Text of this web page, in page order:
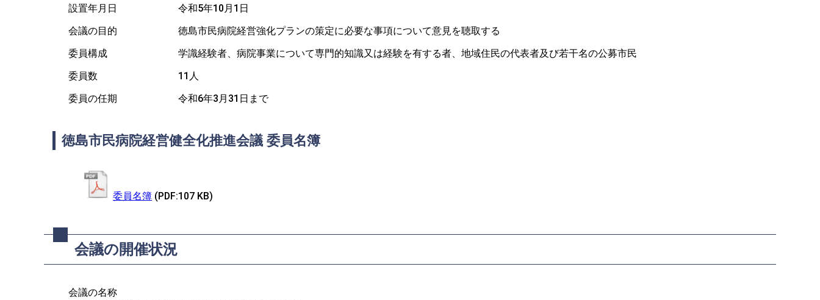
設置年月日
令和5年10月1日
会議の目的
徳島市民病院経営強化プランの策定に必要な事項について意見を聴取する
委員構成
学識経験者、病院事業について専門的知識又は経験を有する者、地域住民の代表者及び若干名の公募市民
委員数
11人
委員の任期
令和6年3月31日まで
徳島市民病院経営健全化推進会議 委員名簿
委員名簿 (PDF:107 KB)
会議の開催状況
会議の名称